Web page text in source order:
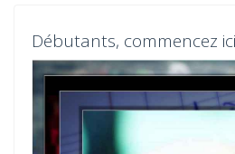
Débutants, commencez